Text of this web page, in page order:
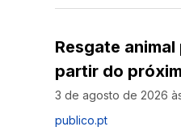
Resgate
partir do
3 de agosto de 2026
publico.pt